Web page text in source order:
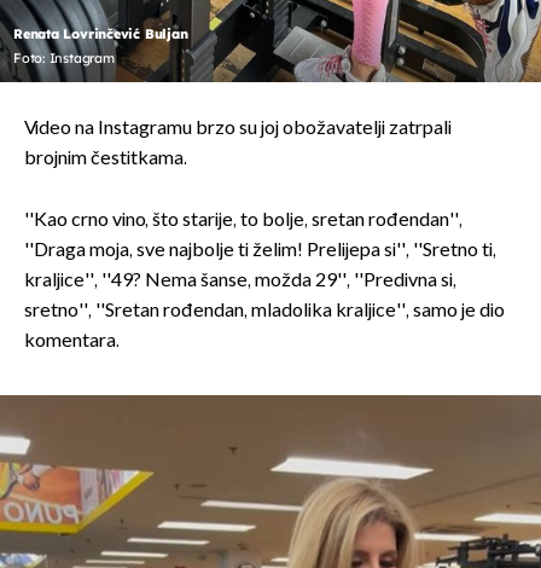
Renata Lovrinčević Buljan
Foto: Instagram
Video na Instagramu brzo su joj obožavatelji zatrpali
brojnim čestitkama.
''Kao crno vino, što starije, to bolje, sretan rođendan'',
''Draga moja, sve najbolje ti želim! Prelijepa si'', ''Sretno ti,
kraljice'', ''49? Nema šanse, možda 29'', ''Predivna si,
sretno'', ''Sretan rođendan, mladolika kraljice'', samo je dio
komentara.